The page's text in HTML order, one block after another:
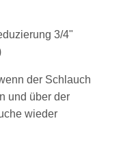
3/4"
der Schlauch
und über der
wieder